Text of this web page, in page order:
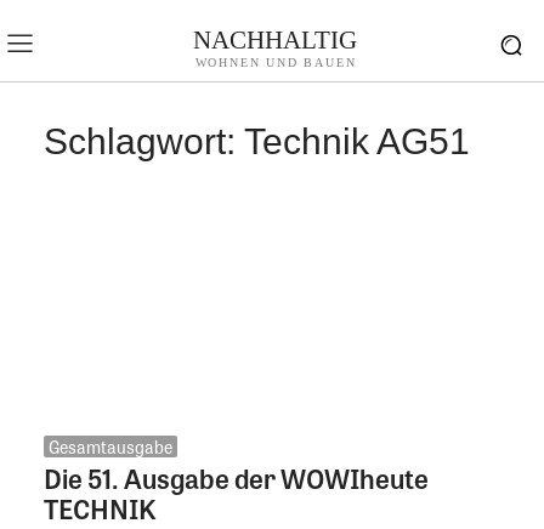
NACHHALTIG
WOHNEN UND BAUEN
Schlagwort: Technik AG51
Gesamtausgabe
Die 51. Ausgabe der WOWIheute
TECHNIK